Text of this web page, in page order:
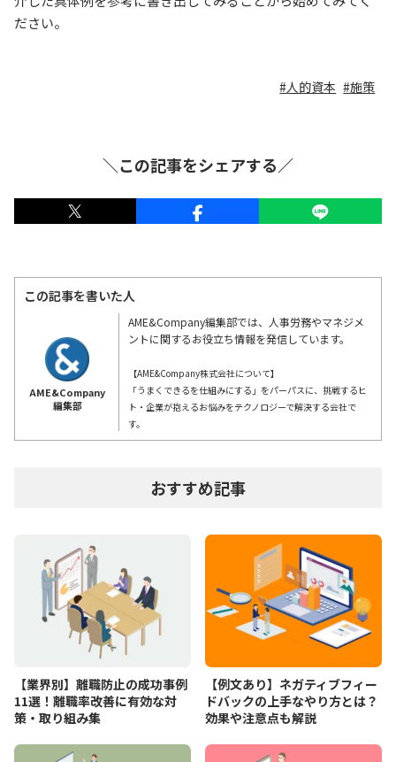
ださい。
人的資本 施策
＼この記事をシェアする／
この記事を書いた人
AME&Company
編集部
AME&Company編集部では、人事労務やマネジメ
ントに関するお役立ち情報を発信しています。
【AME&Company株式会社について】
「うまくできるを仕組みにする」をパーパスに、挑戦するヒ
ト・企業が抱えるお悩みをテクノロジーで解決する会社で
す。
おすすめ記事
【業界別】離職防止の成功事例
11選！離職率改善に有効な対
策・取り組み集
【例文あり】ネガティブフィー
ドバックの上手なやり方とは？
効果や注意点も解説